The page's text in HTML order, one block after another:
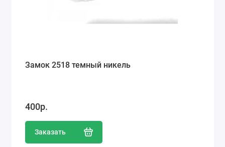
Замок 2518 темный никель
400р.
Заказать